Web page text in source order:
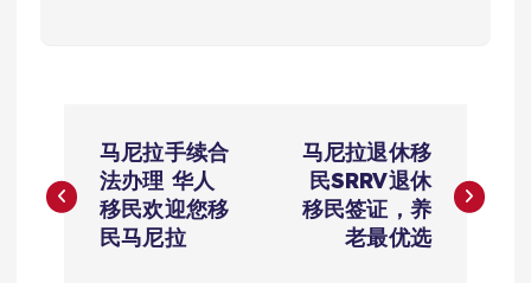
章
马尼拉手续合
法办理 华人
移民欢迎您移
民马尼拉
马尼拉退休移
民SRRV退休
移民签证，养
老最优选